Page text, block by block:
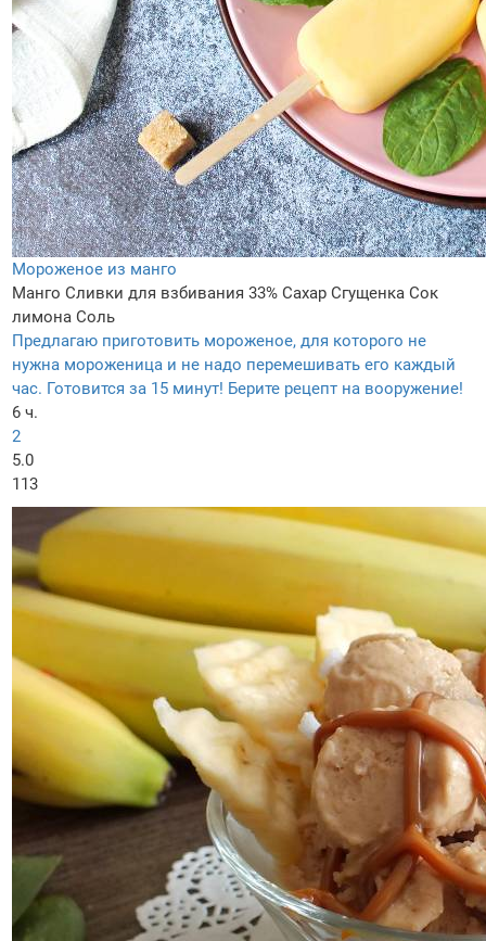
Мороженое из манго
Манго Сливки для взбивания 33% Сахар Сгущенка Сок
лимона Соль
Предлагаю приготовить мороженое, для которого не
нужна мороженица и не надо перемешивать его каждый
час. Готовится за 15 минут! Берите рецепт на вооружение!
6 ч.
2
5.0
113